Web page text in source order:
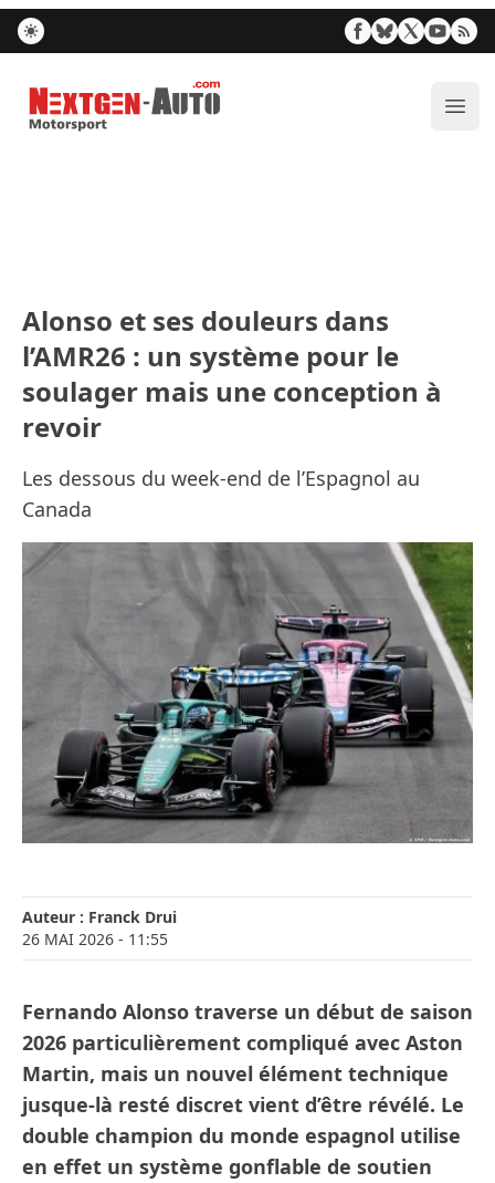
Nextgen-Auto.com
Alonso et ses douleurs dans
l’AMR26 : un système pour le
soulager mais une conception à
revoir
Les dessous du week-end de l’Espagnol au
Canada
Auteur : Franck Drui
26 MAI 2026 - 11:55
Fernando Alonso traverse un début de saison
2026 particulièrement compliqué avec Aston
Martin, mais un nouvel élément technique
jusque-là resté discret vient d’être révélé. Le
double champion du monde espagnol utilise
en effet un système gonflable de soutien